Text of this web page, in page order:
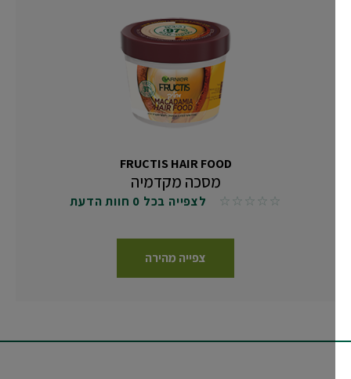
FRUCTIS HAIR FOOD
מסכה מקדמיה
No reviews לצפייה בכל 0 חוות הדעת
צפייה מהירה